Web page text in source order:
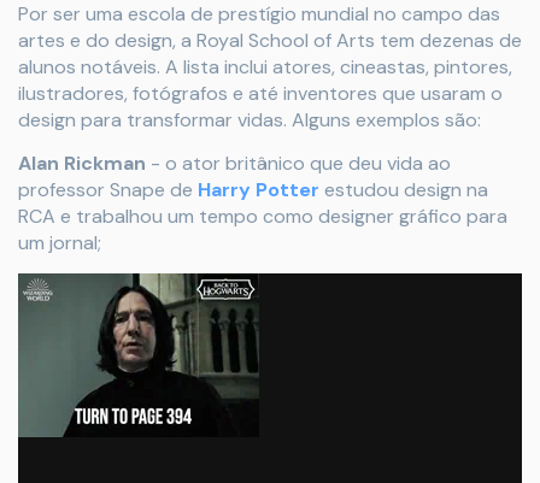
Por ser uma escola de prestígio mundial no campo das
artes e do design, a Royal School of Arts tem dezenas de
alunos notáveis. A lista inclui atores, cineastas, pintores,
ilustradores, fotógrafos e até inventores que usaram o
design para transformar vidas. Alguns exemplos são:
Alan Rickman - o ator britânico que deu vida ao
professor Snape de Harry Potter estudou design na
RCA e trabalhou um tempo como designer gráfico para
um jornal;